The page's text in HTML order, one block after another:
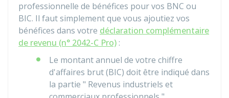
professionnelle de bénéfices pour vos BNC ou
BIC. Il faut simplement que vous ajoutiez vos
bénéfices dans votre déclaration complémentaire
de revenu (n° 2042-C Pro) :
Le montant annuel de votre chiffre
d'affaires brut (BIC) doit être indiqué dans
la partie " Revenus industriels et